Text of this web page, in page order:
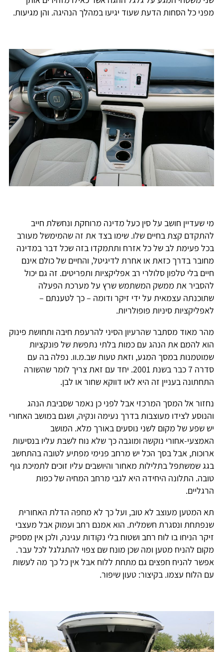
מפני כל הסחות הדעת שעוד יגיעו במהלך הנהיגה. והן מגיעות.
מי שעדיין חושב על סין כעל מדינה מרוחקת ונחשלת חייב
להתקדם קצת בחיים שלו. שימו בצד את זה שהמימשל מעורב
בכל פעימת לב של כל אזרח ותתמקדו בזה שכל דבר במדינה
מחובר בדרך כזאת או אחרת לדיגיטל, והחיים של כולם אינם
חיים בלי טלפון סלולרי רב אפליקציות ותפריטים. זה גם יכול
להסביר את ממשק המשתמש שרץ על מערכת הפעלה
שתוכנתה עצמאית על ידי זיקר ודומה – כך לטענתם –
לאפליקציות סיניות פופולריות.
מהר מאוד מסתבר שהרעיון הסיני להרעפת חיבה ותחושת פינוק
הוא להמם את הנהג עם כמות בלתי נתפשת של פונקציות
שמוטמנות במסך המגע, וזאת טעות שב.מ.וו. נפלה בה עם
סדרה 7 כבר בשנת 2001. יחד עם זאת צריך לומר שהשורה
התחתונה בעניין זה היא לאו דווקא שחור או לבן.
נחזור אל המסך המרכזי אבל לפני כן נאמר שסביבת הנהג
והנוסע לצידו מעוצבות בדרך נעימה ונקיה, ושגם במושב האחורי
יש שפע של מקום לשני נוסעים באורך מלא. המושב
האמצעי-אחורי נוקשה ומוגבה כך שלא נוח לשבת עליו בנסיעות
ארוכות, אבל בסך הכל יש מרחב פנימי מפתיע לטובה בהתחשב
בגג שמשתפל בתלילות מאחור והיושבים עליו זוכים לתמיכת גוף
טובה. התלונה היחידה היא לגבי מרחב המחיה של כפות
הרגליים.
תא המטען מעוצב לא טוב, ועל כך לא מחפה הדלת האחורית
שנפתחת ונסגרת חשמלית. הוא אמנם רחב ועמוק אבל מעצבי
זיקר הניחו בו לוח רחב ושטוח בלי נקודות עגינה, ולכן אין מספיק
מקום להניח מטען ומה שכן מונח שם צפוי להתגלגל לכל עבר.
אפשר להניח חפצים גם מתחת ללוח אבל אין כל כך מה לעשות
עם הלוח עצמו. בקיצור: טעון שיפור.